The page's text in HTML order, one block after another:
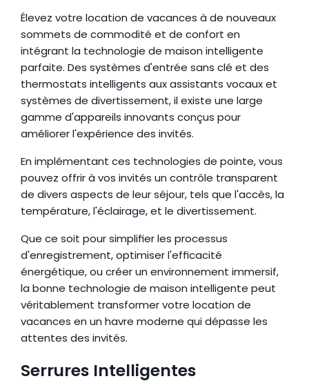
Élevez votre location de vacances à de nouveaux
sommets de commodité et de confort en
intégrant la technologie de maison intelligente
parfaite. Des systèmes d'entrée sans clé et des
thermostats intelligents aux assistants vocaux et
systèmes de divertissement, il existe une large
gamme d'appareils innovants conçus pour
améliorer l'expérience des invités.
En implémentant ces technologies de pointe, vous
pouvez offrir à vos invités un contrôle transparent
de divers aspects de leur séjour, tels que l'accès, la
température, l'éclairage, et le divertissement.
Que ce soit pour simplifier les processus
d'enregistrement, optimiser l'efficacité
énergétique, ou créer un environnement immersif,
la bonne technologie de maison intelligente peut
véritablement transformer votre location de
vacances en un havre moderne qui dépasse les
attentes des invités.
Serrures Intelligentes